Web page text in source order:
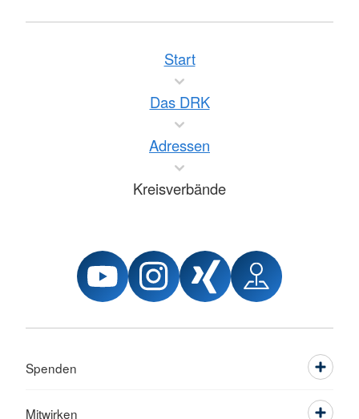
Start
Das DRK
Adressen
Kreisverbände
Spenden
Mitwirken